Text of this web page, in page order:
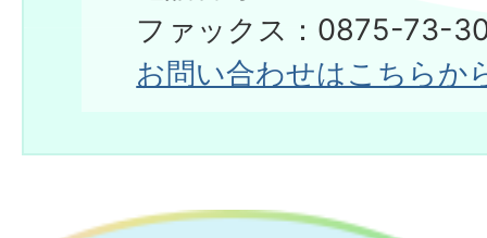
ファックス：0875-73-
お問い合わせはこちらか